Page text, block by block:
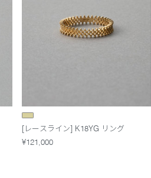
[レースライン] K18YG リング
¥121,000